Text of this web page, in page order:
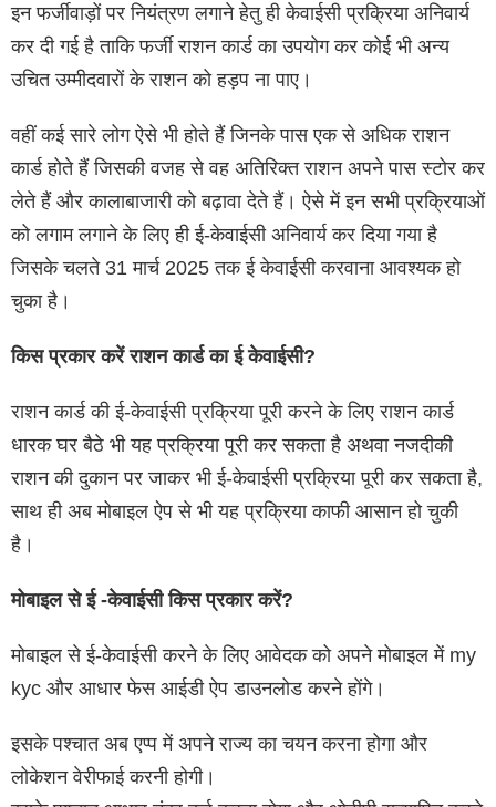
इन फर्जीवाड़ों पर नियंत्रण लगाने हेतु ही केवाईसी प्रक्रिया अनिवार्य
कर दी गई है ताकि फर्जी राशन कार्ड का उपयोग कर कोई भी अन्य
उचित उम्मीदवारों के राशन को हड़प ना पाए।
वहीं कई सारे लोग ऐसे भी होते हैं जिनके पास एक से अधिक राशन
कार्ड होते हैं जिसकी वजह से वह अतिरिक्त राशन अपने पास स्टोर कर
लेते हैं और कालाबाजारी को बढ़ावा देते हैं। ऐसे में इन सभी प्रक्रियाओं
को लगाम लगाने के लिए ही ई-केवाईसी अनिवार्य कर दिया गया है
जिसके चलते 31 मार्च 2025 तक ई केवाईसी करवाना आवश्यक हो
चुका है।
किस प्रकार करें राशन कार्ड का ई केवाईसी?
राशन कार्ड की ई-केवाईसी प्रक्रिया पूरी करने के लिए राशन कार्ड
धारक घर बैठे भी यह प्रक्रिया पूरी कर सकता है अथवा नजदीकी
राशन की दुकान पर जाकर भी ई-केवाईसी प्रक्रिया पूरी कर सकता है,
साथ ही अब मोबाइल ऐप से भी यह प्रक्रिया काफी आसान हो चुकी
है।
मोबाइल से ई -केवाईसी किस प्रकार करें?
मोबाइल से ई-केवाईसी करने के लिए आवेदक को अपने मोबाइल में my
kyc और आधार फेस आईडी ऐप डाउनलोड करने होंगे।
इसके पश्चात अब एप्प में अपने राज्य का चयन करना होगा और
लोकेशन वेरीफाई करनी होगी।